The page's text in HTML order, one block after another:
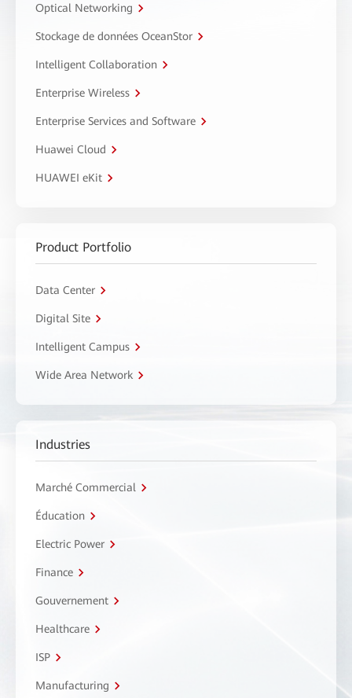
Optical Networking
Stockage de données OceanStor
Intelligent Collaboration
Enterprise Wireless
Enterprise Services and Software
Huawei Cloud
HUAWEI eKit
Product Portfolio
Data Center
Digital Site
Intelligent Campus
Wide Area Network
Industries
Marché Commercial
Éducation
Electric Power
Finance
Gouvernement
Healthcare
ISP
Manufacturing